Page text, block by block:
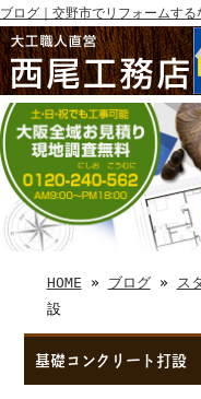
ブログ｜交野市でリフォームす
HOME » ブログ» ス
設
基礎コンクリート打設